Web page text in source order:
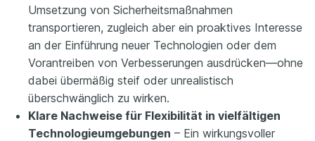
Umsetzung von Sicherheitsmaßnahmen
transportieren, zugleich aber ein proaktives Interesse
an der Einführung neuer Technologien oder dem
Vorantreiben von Verbesserungen ausdrücken—ohne
dabei übermäßig steif oder unrealistisch
überschwänglich zu wirken.
Klare Nachweise für Flexibilität in vielfältigen
Technologieumgebungen – Ein wirkungsvoller